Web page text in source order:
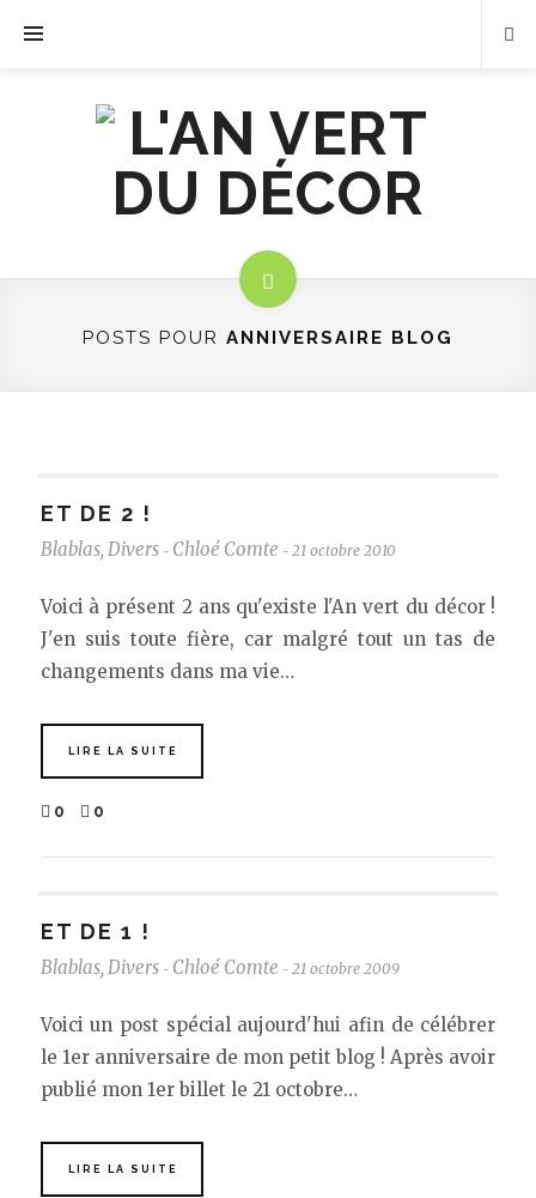
POSTS POUR ANNIVERSAIRE BLOG
ET DE 2 !
Blablas, Divers - Chloé Comte - 21 octobre 2010
Voici à présent 2 ans qu'existe l'An vert du décor !
J'en suis toute fière, car malgré tout un tas de
changements dans ma vie…
LIRE LA SUITE
0 0
ET DE 1 !
Blablas, Divers - Chloé Comte - 21 octobre 2009
Voici un post spécial aujourd'hui afin de célébrer
le 1er anniversaire de mon petit blog ! Après avoir
publié mon 1er billet le 21 octobre…
LIRE LA SUITE